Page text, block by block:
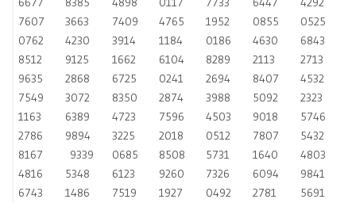
7607
3663 7409 4765 1952 0855
0525
0762
4230 3914 1184 0186 4630
6843
8512
9125 1662 6104 8289 2113
2713
9635
2868 6725 0241 2694 8407
4532
7549
3072 8350 2874 3988 5092
2323
1163
6389 4723 7596 4503 9018
5746
2786
9894 3225 2018 0512 7807
5432
8167
9339 0685 8508 5731 1640
4803
4816
5348 6123 9260 7326 6094
9841
6743
1486 7519 1927 0492 2781
5691